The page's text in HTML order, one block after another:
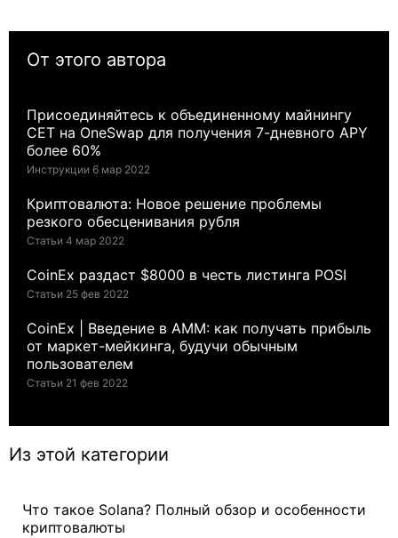
От этого автора
Присоединяйтесь к объединенному майнингу
CET на OneSwap для получения 7-дневного APY
более 60%
Инструкции 6 мар 2022
Криптовалюта: Новое решение проблемы
резкого обесценивания рубля
Статьи 4 мар 2022
CoinEx раздаст $8000 в честь листинга POSI
Статьи 25 фев 2022
CoinEx | Введение в AMM: как получать прибыль
от маркет-мейкинга, будучи обычным
пользователем
Статьи 21 фев 2022
Из этой категории
Что такое Solana? Полный обзор и особенности
криптовалюты